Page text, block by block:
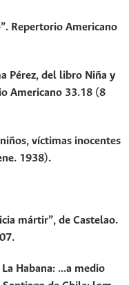
Repertorio Americano
Pérez, del libro Niña y
Americano 33.18 (8
víctimas inocentes
1938).
mártir”, de Castelao.
Habana: ...a medio